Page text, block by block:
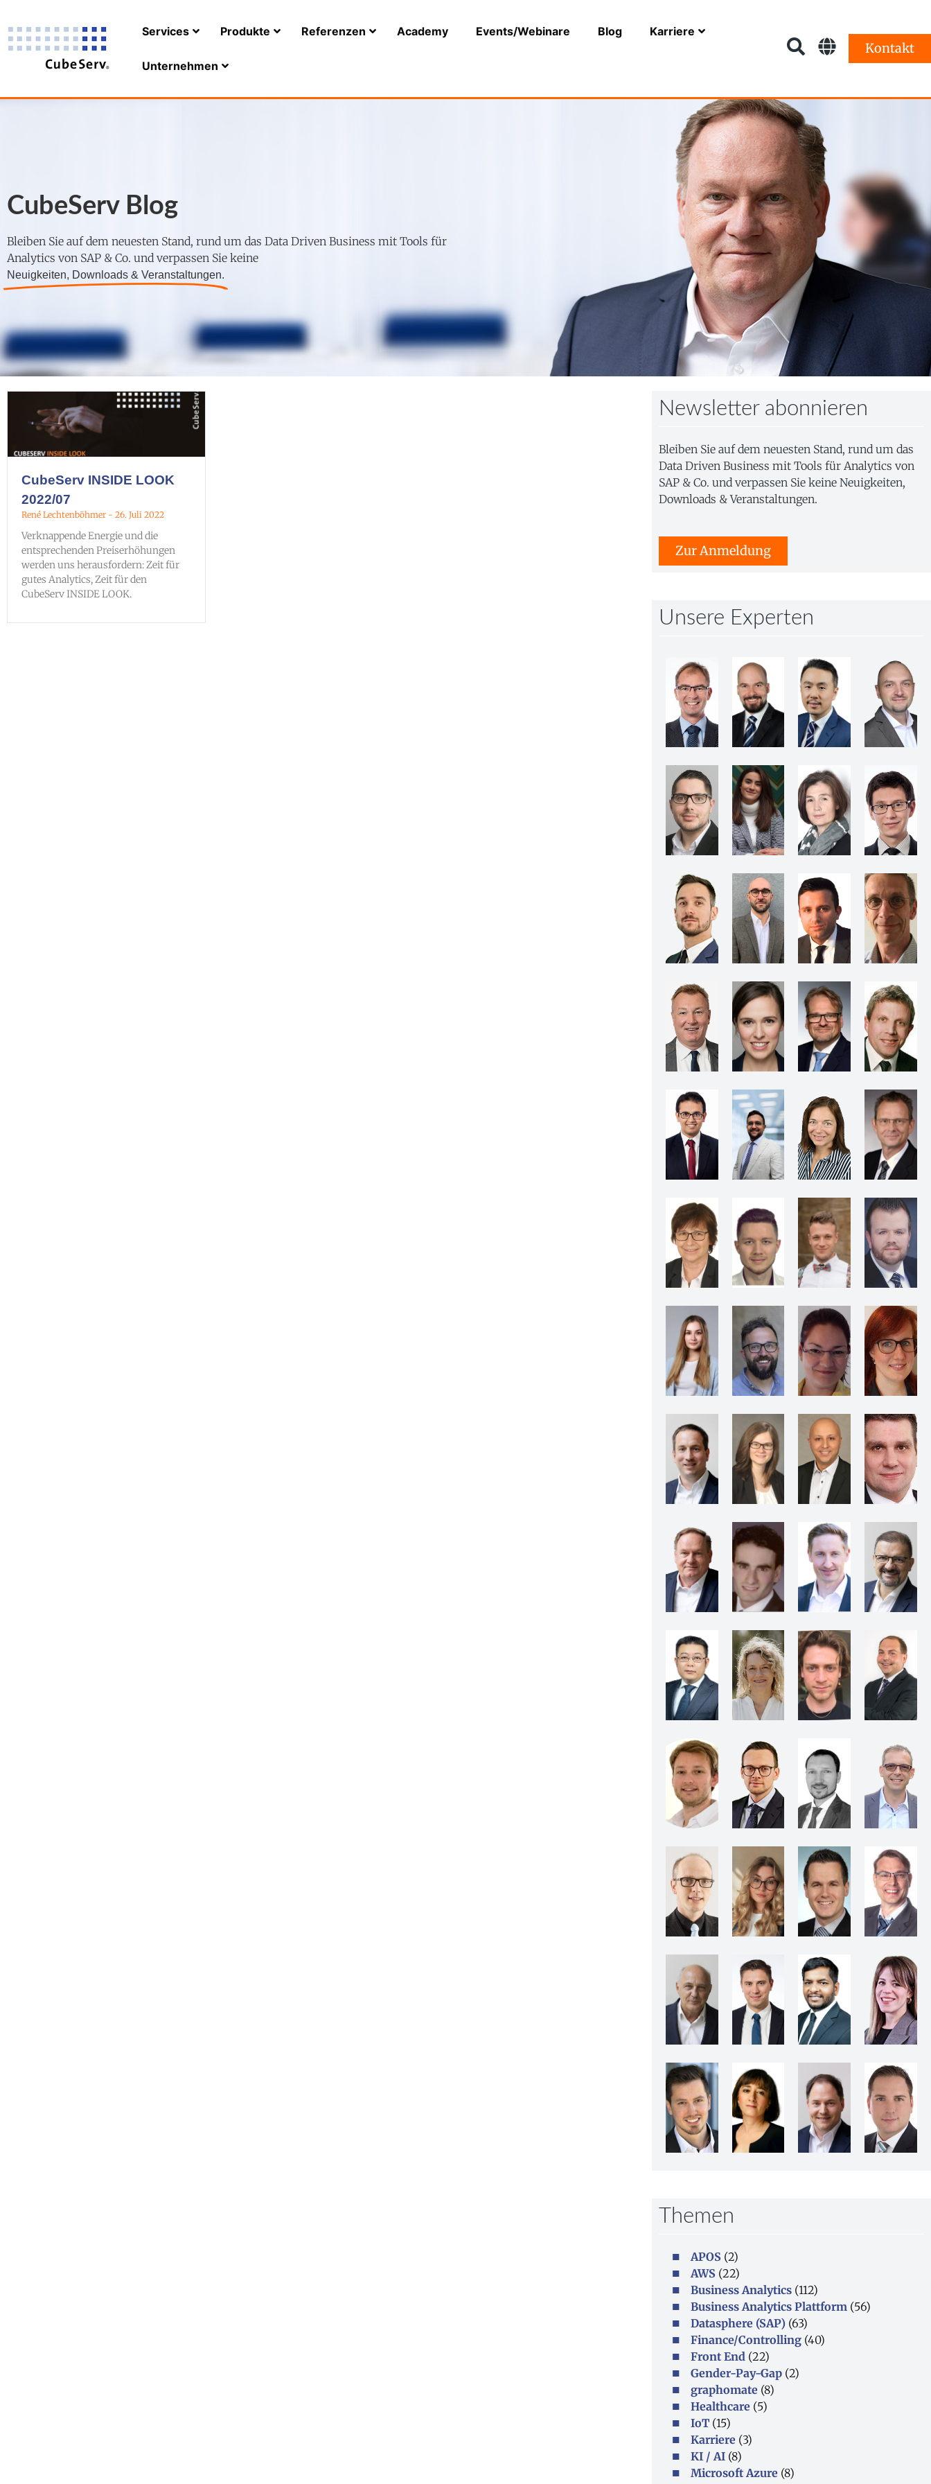
Services Produkte Referenzen Academy Events/Webinare Blog Karriere
Unternehmen
Kontakt
CubeServ Blog
Bleiben Sie auf dem neuesten Stand, rund um das Data Driven Business mit Tools für
Analytics von SAP & Co. und verpassen Sie keine
Neuigkeiten, Downloads & Veranstaltungen.
CubeServ INSIDE LOOK
2022/07
René Lechtenböhmer 26. Juli 2022
Verknappende Energie und die
entsprechenden Preiserhöhungen
werden uns herausfordern: Zeit für
gutes Analytics, Zeit für den
CubeServ INSIDE LOOK.
Newsletter abonnieren
Bleiben Sie auf dem neuesten Stand, rund um das
Data Driven Business mit Tools für Analytics von
SAP & Co. und verpassen Sie keine Neuigkeiten,
Downloads & Veranstaltungen.
Zur Anmeldung
Unsere Experten
Themen
APOS(2)
AWS(22)
Business Analytics(112)
Business Analytics Plattform(56)
Datasphere (SAP) (63)
Finance/Controlling(40)
Front End(22)
Gender-Pay-Gap(2)
graphomate(8)
Healthcare(5)
IoT(15)
Karriere(3)
KI / AI(8)
Microsoft Azure(8)